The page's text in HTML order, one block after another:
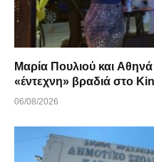
Μαρία Πουλιού και
«έντεχνη» βραδιά στο
06/08/2026